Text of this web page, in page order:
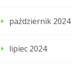
październik 2024
lipiec 2024